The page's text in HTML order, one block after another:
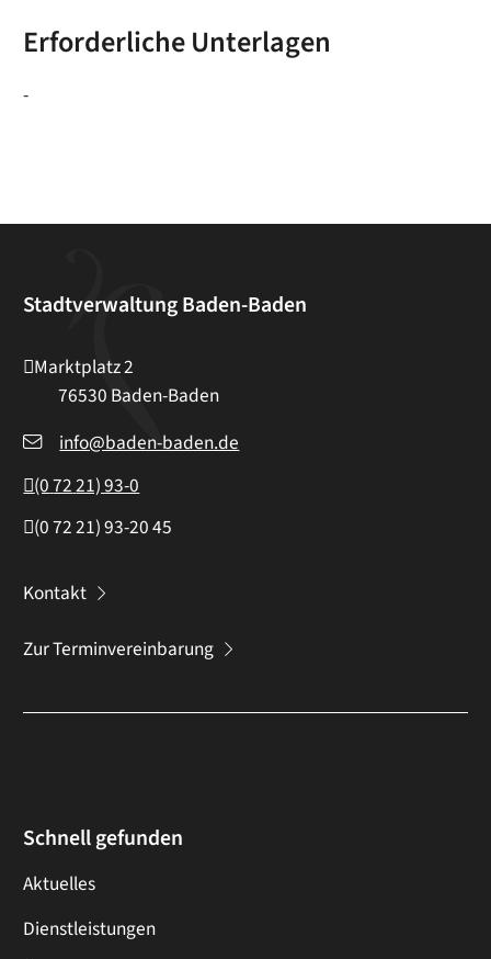
Erforderliche Unterlagen
-
Stadtverwaltung Baden-Baden
Marktplatz 2
76530 Baden-Baden
info@baden-baden.de
(07221) 93-0
(07221) 93-2045
Kontakt
Zur Terminvereinbarung
Schnell gefunden
Aktuelles
Dienstleistungen